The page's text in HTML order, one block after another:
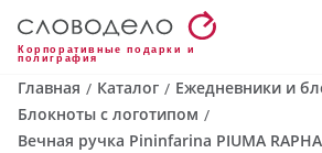
Корпоративные подарки и
полиграфия
Главная / Каталог / Ежедневники и
Блокноты с логотипом /
Вечная ручка Pininfarina PIUMA